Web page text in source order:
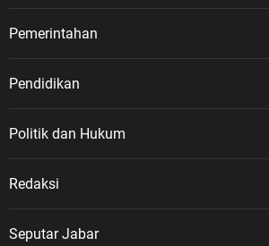
Pemerintahan
Pendidikan
Politik dan Hukum
Redaksi
Seputar Jabar